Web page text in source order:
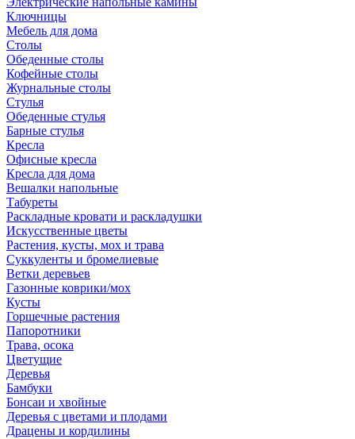
Ключницы
Мебель для дома
Столы
Обеденные столы
Кофейные столы
Журнальные столы
Стулья
Обеденные стулья
Барные стулья
Кресла
Офисные кресла
Кресла для дома
Вешалки напольные
Табуреты
Раскладные кровати и раскладушки
Искусственные цветы
Растения, кусты, мох и трава
Суккуленты и бромелиевые
Ветки деревьев
Газонные коврики/мох
Кусты
Горшечные растения
Папоротники
Трава, осока
Цветущие
Деревья
Бамбуки
Бонсаи и хвойные
Деревья с цветами и плодами
Драцены и кордилины